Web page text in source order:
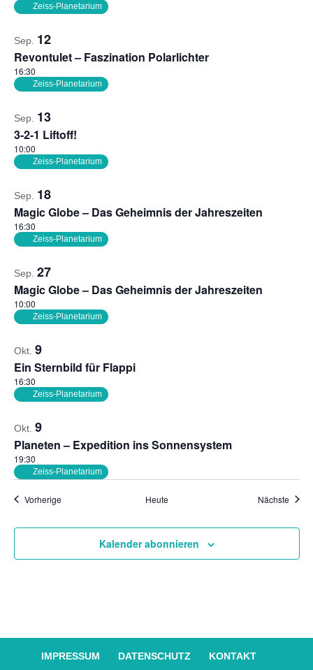
Zeiss-Planetarium
Sep. 12
Revontulet – Faszination Polarlichter
16:30
Zeiss-Planetarium
Sep. 13
3-2-1 Liftoff!
10:00
Zeiss-Planetarium
Sep. 18
Magic Globe – Das Geheimnis der Jahreszeiten
16:30
Zeiss-Planetarium
Sep. 27
Magic Globe – Das Geheimnis der Jahreszeiten
10:00
Zeiss-Planetarium
Okt. 9
Ein Sternbild für Flappi
16:30
Zeiss-Planetarium
Okt. 9
Planeten – Expedition ins Sonnensystem
19:30
Zeiss-Planetarium
VorherigeVeranstaltungen Heute Nächste
Kalender abonnieren
IMPRESSUM DATENSCHUTZ KONTAKT